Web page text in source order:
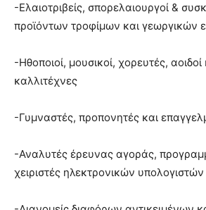
pain.
pornhun
porn
-Ελαιοτριβείς, σπορελαιουργοί &
προϊόντων τροφίμων και γεωργικών
-Ηθοποιοί, μουσικοί, χορευτές,
καλλιτέχνες
-Γυμναστές, προπονητές και
-Αναλυτές έρευνας αγοράς,
χειριστές ηλεκτρονικών υπολογιστών